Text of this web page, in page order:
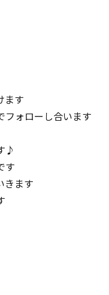
ます
ォローし合います
♪
す
きます